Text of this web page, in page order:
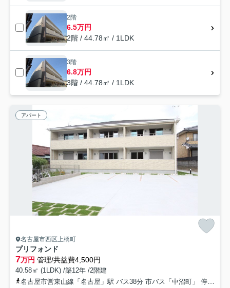
2階
6.5万円
2階 / 44.78㎡ / 1LDK
3階
6.8万円
3階 / 44.78㎡ / 1LDK
アパート
名古屋市西区上橋町
プリフォンド
7万円 管理/共益費4,500円
40.58㎡ (1LDK) /築12年 /2階建
名古屋市営東山線「名古屋」駅 バス38分 市バス「中沼町」 停歩3分